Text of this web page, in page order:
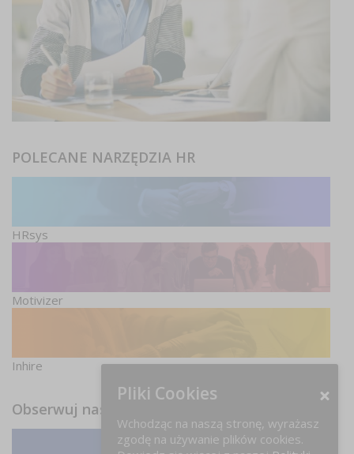
POLECANE NARZĘDZIA HR
HRsys
Motivizer
Inhire
Obserwuj nas
Pliki Cookies
Wchodząc na naszą stronę, wyrażasz
zgodę na używanie plików cookies.